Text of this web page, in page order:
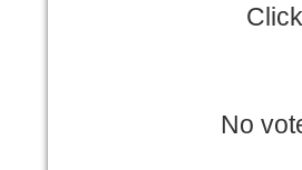
No